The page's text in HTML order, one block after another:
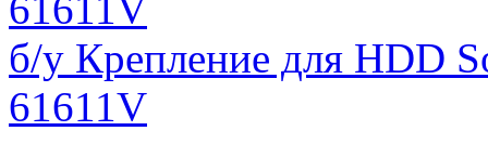
б/у Крепление для HDD
61611V